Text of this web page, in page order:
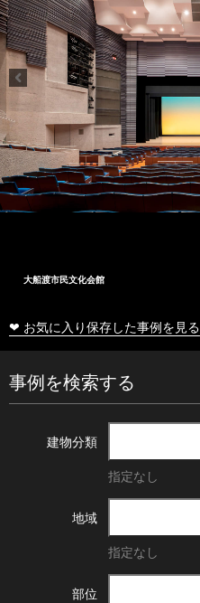
大船渡市民文化会館
❤ お気に入り保存した事例を見る
事例を検索する
建物分類
指定なし
地域
指定なし
部位